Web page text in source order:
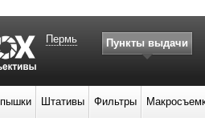
Пермь Пункты выдачи
Штативы Фильтры